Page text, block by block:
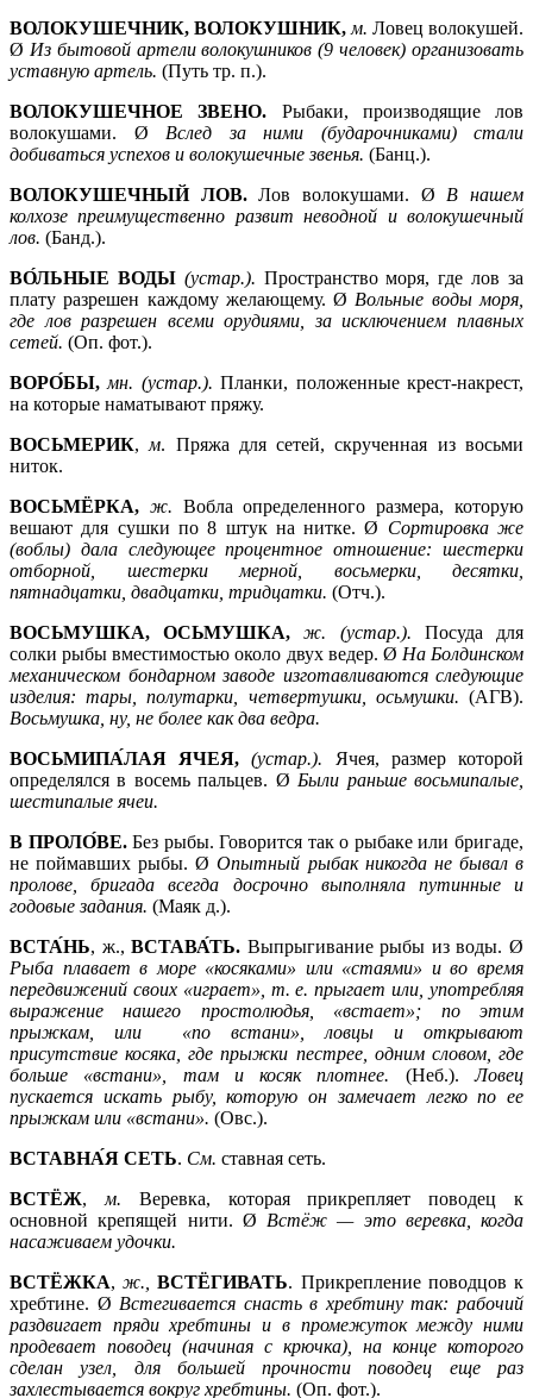
ВОЛОКУШЕЧНИК, ВОЛОКУШНИК, м. Ловец волокушей.
Ø Из бытовой артели волокушников (9 человек) организовать
уставную артель. (Путь тр. п.).
ВОЛОКУШЕЧНОЕ ЗВЕНО. Рыбаки, производящие лов
волокушами. Ø Вслед за ними (бударочниками) стали
добиваться успехов и волокушечные звенья. (Банц.).
ВОЛОКУШЕЧНЫЙ ЛОВ.Лов волокушами. Ø В нашем
колхозе преимущественно развит неводной и волокушечный
лов. (Банд.).
ВО́ЛЬНЫЕ ВОДЫ (устар.). Пространство моря, где лов за
плату разрешен каждому желающему. Ø Вольные воды моря,
где лов разрешен всеми орудиями, за исключением плавных
сетей. (Оп. фот.).
ВОРО́БЫ, мн. (устар.).Планки, положенные крест-накрест,
на которые наматывают пряжу.
ВОСЬМЕРИК, м. Пряжа для сетей, скрученная из восьми
ниток.
ВОСЬМЁРКА, ж. Вобла определенного размера, которую
вешают для сушки по 8 штук на нитке. Ø Сортировка же
(воблы) дала следующее процентное отношение: шестерки
отборной, шестерки мерной, восьмерки, десятки,
пятнадцатки, двадцатки, тридцатки. (Отч.).
ВОСЬМУШКА, ОСЬМУШКА,ж. (устар.). Посуда для
солки рыбы вместимостью около двух ведер. Ø На Болдинском
механическом бондарном заводе изготавливаются следующие
изделия: тары, полутарки, четвертушки, осьмушки. (АГВ).
Восьмушка, ну, не более как два ведра.
ВОСЬМИПА́ЛАЯ ЯЧЕЯ,(устар.). Ячея, размер которой
определялся в восемь пальцев. Ø Были раньше восьмипалые,
шестипалые ячеи.
В ПРОЛО́ВЕ.Без рыбы. Говорится так о рыбаке или бригаде,
не поймавших рыбы. ØОпытный рыбак никогда не бывал в
пролове, бригада всегда досрочно выполняла путинные и
годовые задания. (Маяк д.).
ВСТА́НЬ, ж., ВСТАВА́ТЬ. Выпрыгивание рыбы из воды. Ø
Рыба плавает в море «косяками» или «стаями» и во время
передвижений своих «играет», т. е. прыгает или, употребляя
выражение нашего простолюдья, «встает»; по этим
прыжкам, или «по встани», ловцы и открывают
присутствие косяка, где прыжки пестрее, одним словом, где
больше «встани», там и косяк плотнее. (Неб.). Ловец
пускается искать рыбу, которую он замечает легко по ее
прыжкам или «встани». (Овс.).
ВСТАВНА́Я СЕТЬ. См. ставная сеть.
ВСТЁЖ, м. Веревка, которая прикрепляет поводец к
основной крепящей нити. Ø Встёж — это веревка, когда
насаживаем удочки.
ВСТЁЖКА,ж.,ВСТЁГИВАТЬ. Прикрепление поводцов к
хребтине. Ø Встегивается снасть в хребтину так: рабочий
раздвигает пряди хребтины и в промежуток между ними
продевает поводец (начиная с крючка), на конце которого
сделан узел, для большей прочности поводец еще раз
захлестывается вокруг хребтины. (Оп. фот.).